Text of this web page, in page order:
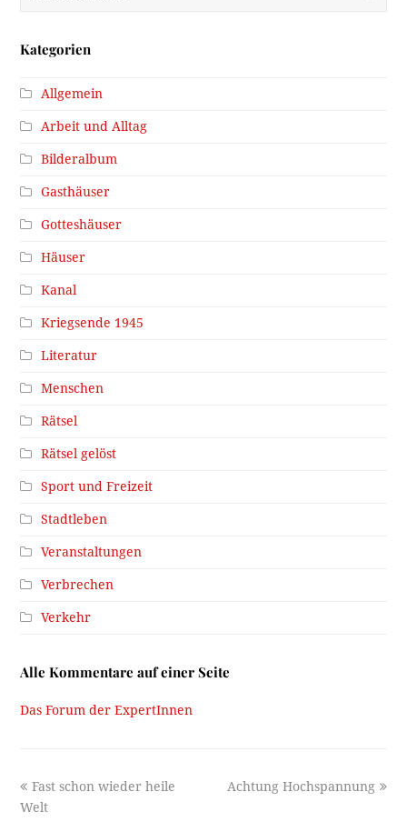
Kategorien
Allgemein
Arbeit und Alltag
Bilderalbum
Gasthäuser
Gotteshäuser
Häuser
Kanal
Kriegsende 1945
Literatur
Menschen
Rätsel
Rätsel gelöst
Sport und Freizeit
Stadtleben
Veranstaltungen
Verbrechen
Verkehr
Alle Kommentare auf einer Seite
Das Forum der ExpertInnen
previous
post:
Fast schon wieder heile
Welt
next
Achtung Hochspannung